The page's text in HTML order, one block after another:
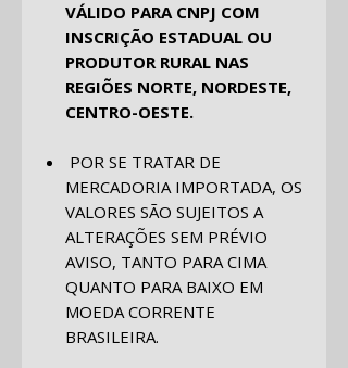
VÁLIDO PARA CNPJ COM
INSCRIÇÃO ESTADUAL OU
PRODUTOR RURAL NAS
REGIÕES NORTE, NORDESTE,
CENTRO-OESTE.
POR SE TRATAR DE
MERCADORIA IMPORTADA, OS
VALORES SÃO SUJEITOS A
ALTERAÇÕES SEM PRÉVIO
AVISO, TANTO PARA CIMA
QUANTO PARA BAIXO EM
MOEDA CORRENTE
BRASILEIRA.